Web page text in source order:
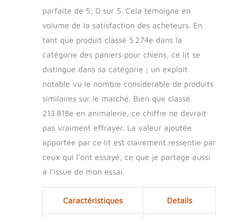
de repos spécial for
se détendre, faire la
simplement profiter
d'un confort
agréable. Facilité de
nettoyage : notre lit
for chien de type
humain est destiné
besoins quotidiens
de vous et de votre
ami à quatre pattes.
nettoyer et à
Décompressez
parfaite de 5, 0 sur 5. Cela témoigne en
volume de la satisfaction des acheteurs. En
tant que produit classé 5 274e dans la
catégorie des paniers pour chiens, ce lit se
distingue dans sa catégorie ; un exploit
notable vu le nombre considérable de produits
similaires sur le marché. Bien que classé
213 818e en animalerie, ce chiffre ne devrait
pas vraiment effrayer. La valeur ajoutée
apportée par ce lit est clairement ressentie par
ceux qui l’ont essayé, ce que je partage aussi
à l’issue de mon essai.
Caractéristiques Details